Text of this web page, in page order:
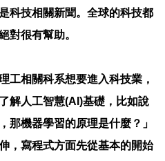
科技相關新聞。全球的科技都
對很有幫助。
工相關科系想要進入科技業，
解人工智慧(AI)基礎，比如說
那機器學習的原理是什麼？」
，寫程式方面先從基本的開始